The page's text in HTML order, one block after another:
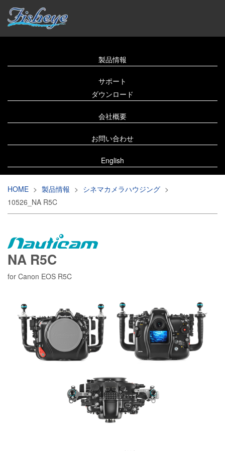
製品情報
サポート
ダウンロード
会社概要
お問い合わせ
English
HOME > 製品情報 > シネマカメラハウジング >
10526_NA R5C
NA R5C
for Canon EOS R5C